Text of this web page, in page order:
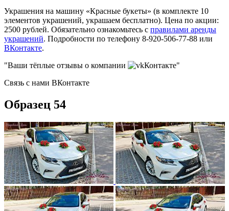
Украшения на машину «Красные букеты» (в комплекте 10
элементов украшений, украшаем бесплатно). Цена по акции:
2500 рублей. Обязательно ознакомьтесь с правилами аренды
украшений. Подробности по телефону 8-920-506-77-88 или
ВКонтакте.
"Ваши тёплые отзывы о компании
Контакте"
Связь с нами ВКонтакте
Образец 54